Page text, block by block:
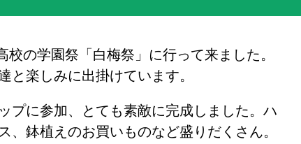
の学園祭「白梅祭」に行って来ました。
と楽しみに出掛けています。
プに参加、とても素敵に完成しました。ハ
、鉢植えのお買いものなど盛りだくさん。